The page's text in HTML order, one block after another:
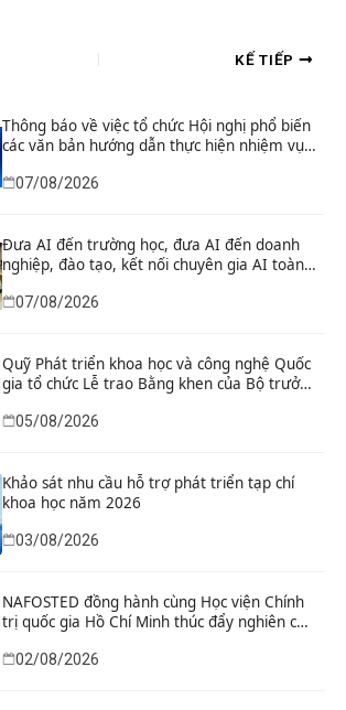
KẾ TIẾP
Thông báo về việc tổ chức Hội nghị phổ biến
các văn bản hướng dẫn thực hiện nhiệm vụ
nghiên cứu và phát triển công nghệ chiến
lược thuộc Chương trình khoa học, công
07/08/2026
Đưa AI đến trường học, đưa AI đến doanh
nghiệp, đào tạo, kết nối chuyên gia AI toàn
cầu
07/08/2026
Quỹ Phát triển khoa học và công nghệ Quốc
gia tổ chức Lễ trao Bằng khen của Bộ trưởng
nhân có thành tích xuất sắc
05/08/2026
Khảo sát nhu cầu hỗ trợ phát triển tạp chí
khoa học năm 2026
03/08/2026
NAFOSTED đồng hành cùng Học viện Chính
trị quốc gia Hồ Chí Minh thúc đẩy nghiên cứu
02/08/2026